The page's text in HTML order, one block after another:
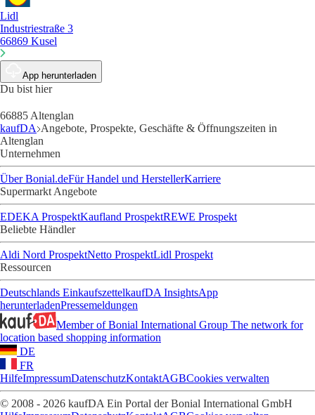
Lidl
Industriestraße 3
66869 Kusel
App herunterladen
Du bist hier
66885 Altenglan
kaufDA Angebote, Prospekte, Geschäfte & Öffnungszeiten in
Altenglan
Unternehmen
Über Bonial.deFür Handel und HerstellerKarriere
Supermarkt Angebote
EDEKA ProspektKaufland ProspektREWE Prospekt
Beliebte Händler
Aldi Nord ProspektNetto ProspektLidl Prospekt
Ressourcen
Deutschlands EinkaufszettelkaufDA InsightsApp
herunterladenPressemeldungen
Member of Bonial International Group The network for
location based shopping information
DE
FR
HilfeImpressumDatenschutzKontaktAGBCookies verwalten
© 2008 - 2026 kaufDA Ein Portal der Bonial International GmbH